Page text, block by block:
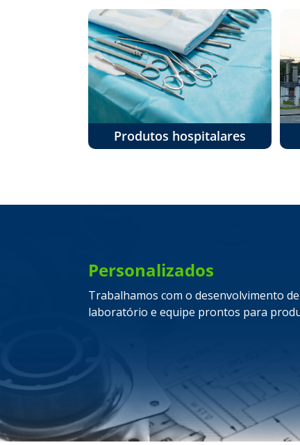
Produtos hospitalares
Personalizados
Trabalhamos com o desenvolvimento
laboratório e equipe prontos para